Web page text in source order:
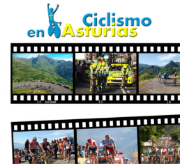
CICLISMO EN ASTURIAS